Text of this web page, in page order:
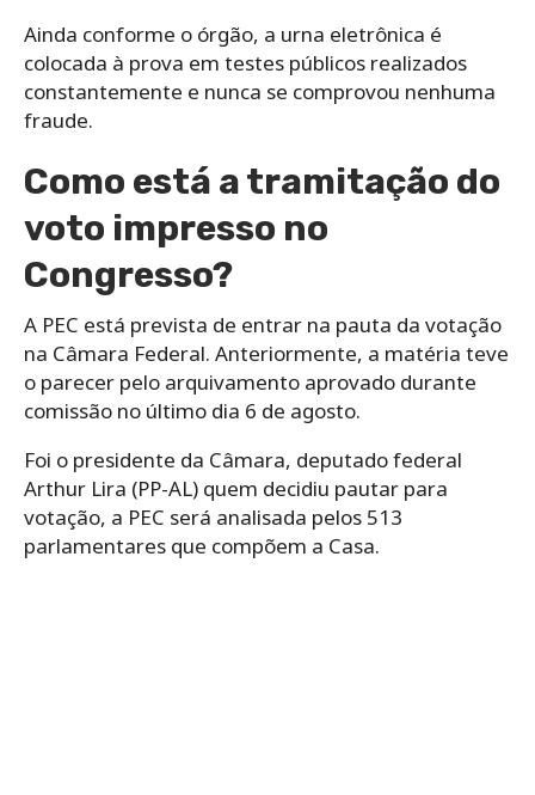
Ainda conforme o órgão, a urna eletrônica é
colocada à prova em testes públicos realizados
constantemente e nunca se comprovou nenhuma
fraude.
Como está a tramitação do
voto impresso no
Congresso?
A PEC está prevista de entrar na pauta da votação
na Câmara Federal. Anteriormente, a matéria teve
o parecer pelo arquivamento aprovado durante
comissão no último dia 6 de agosto.
Foi o presidente da Câmara, deputado federal
Arthur Lira (PP-AL) quem decidiu pautar para
votação, a PEC será analisada pelos 513
parlamentares que compõem a Casa.